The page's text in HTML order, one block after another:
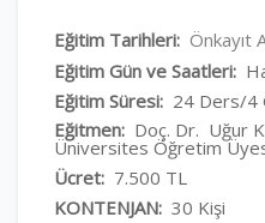
Eğitim Tarihleri: Önkayıt
Eğitim Gün ve Saatleri:
Eğitim Süresi: 24 Ders/4
Eğitmen: Doç. Dr. Uğur
Üniversites Öğretim
Ücret: 7.500 TL
KONTENJAN: 30 Kişi